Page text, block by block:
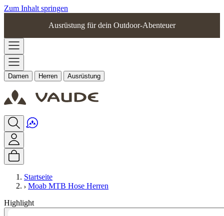
Zum Inhalt springen
Ausrüstung für dein Outdoor-Abenteuer
Damen Herren Ausrüstung
Startseite
Moab MTB Hose Herren
Highlight